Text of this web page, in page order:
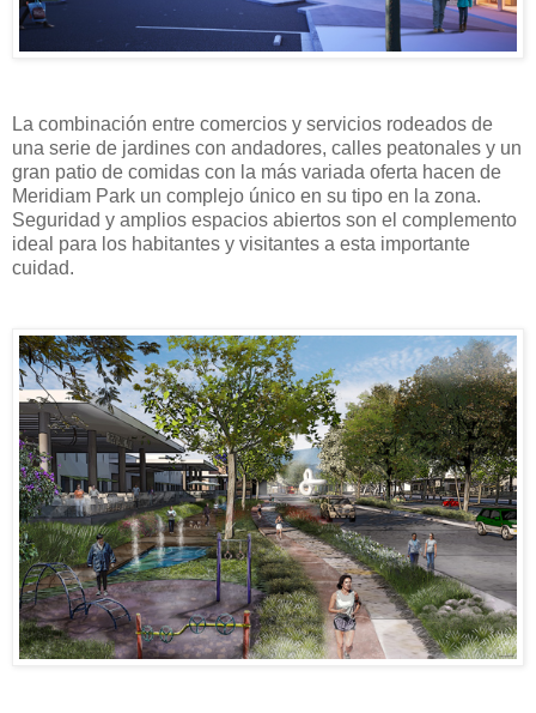
La combinación entre comercios y servicios rodeados de
una serie de jardines con andadores, calles peatonales y un
gran patio de comidas con la más variada oferta hacen de
Meridiam Park un complejo único en su tipo en la zona.
Seguridad y amplios espacios abiertos son el complemento
ideal para los habitantes y visitantes a esta importante
cuidad.